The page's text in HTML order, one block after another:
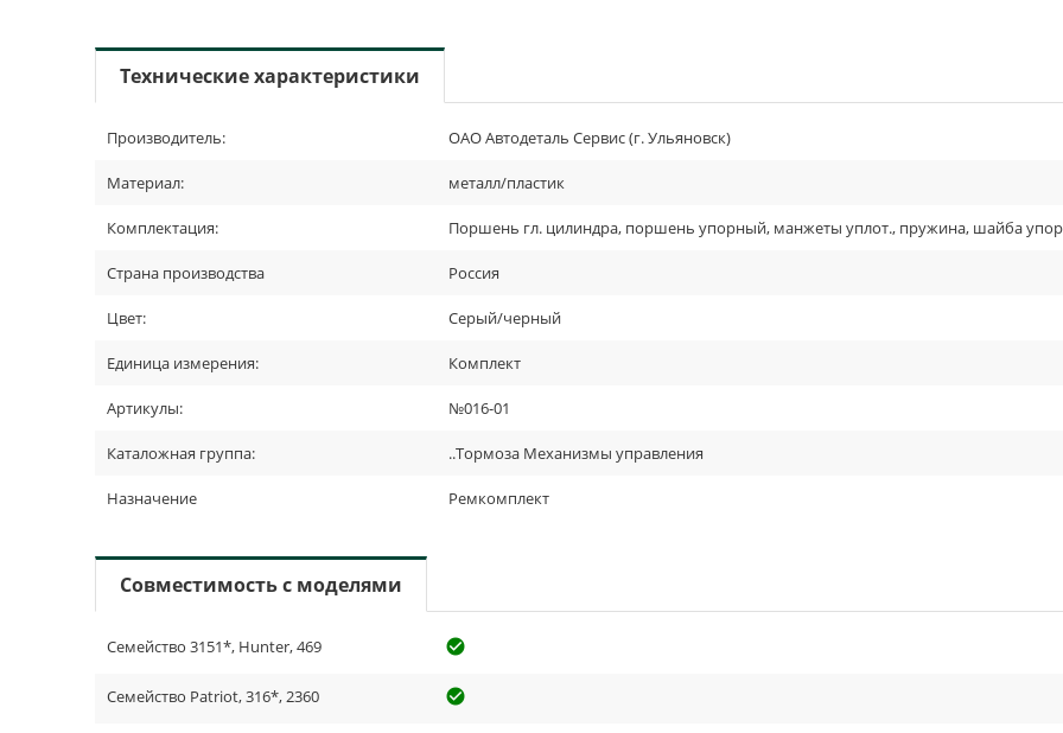
Технические характеристики
Производитель: ОАО Автодеталь Сервис (г. Ульяновск)
Материал: металл/пластик
Комплектация: Поршень гл. цилиндра, поршень упорный, манжеты уплот., пружина, шайба
Страна производства Россия
Цвет: Серый/черный
Единица измерения: Комплект
Артикулы: №016-01
Каталожная группа: ..Тормоза Механизмы управления
Назначение Ремкомплект
Совместимость с моделями
Семейство 3151*, Hunter, 469 check_circle_outline
Семейство Patriot, 316*, 2360 check_circle_outline